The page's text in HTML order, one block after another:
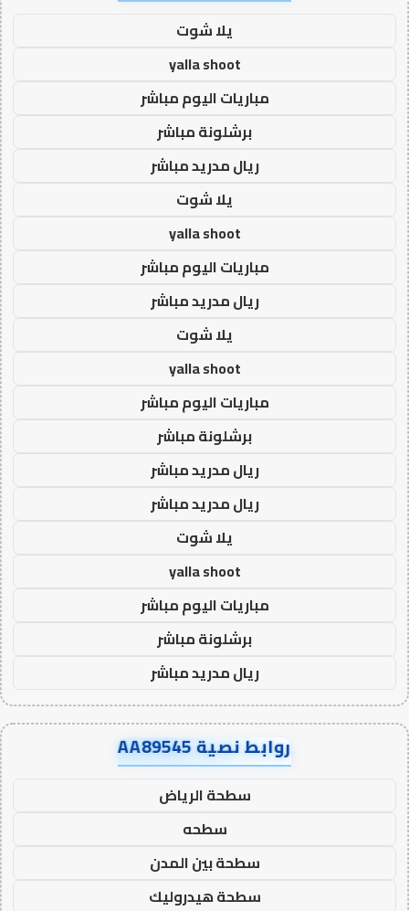
يلا شوت
yalla shoot
مباريات اليوم مباشر
برشلونة مباشر
ريال مدريد مباشر
يلا شوت
yalla shoot
مباريات اليوم مباشر
ريال مدريد مباشر
يلا شوت
yalla shoot
مباريات اليوم مباشر
برشلونة مباشر
ريال مدريد مباشر
ريال مدريد مباشر
يلا شوت
yalla shoot
مباريات اليوم مباشر
برشلونة مباشر
ريال مدريد مباشر
روابط نصية AA89545
سطحة الرياض
سطحه
سطحة بين المدن
سطحة هيدروليك